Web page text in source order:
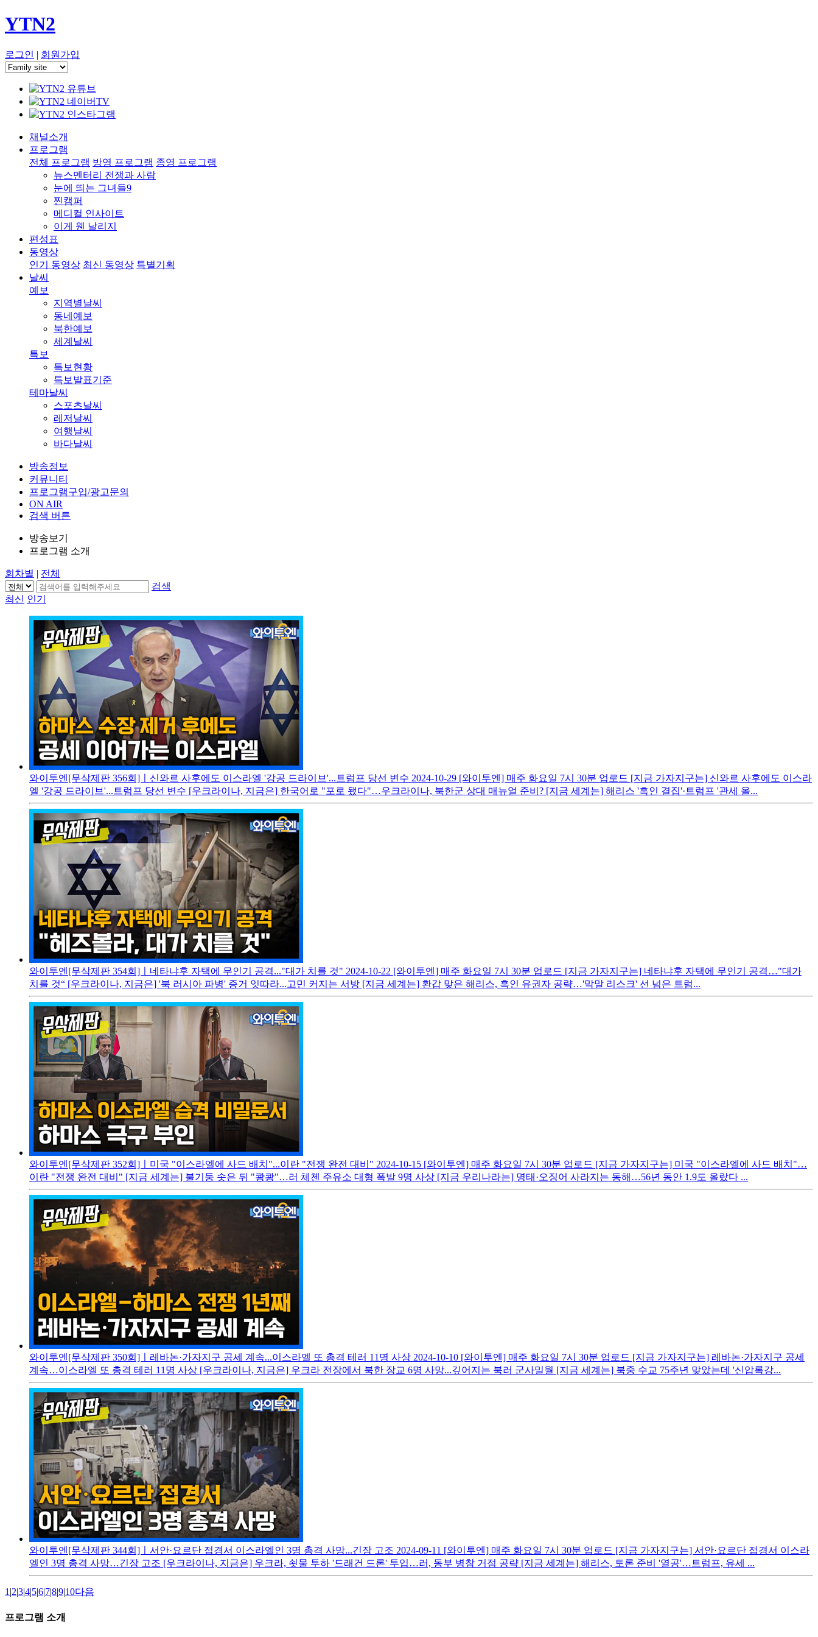
YTN2
로그인 | 회원가입
채널소개
프로그램
전체 프로그램 방영 프로그램 종영 프로그램
뉴스멘터리 전쟁과 사람
눈에 띄는 그녀들9
찐캠퍼
메디컬 인사이트
이게 웬 날리지
편성표
동영상
인기 동영상 최신 동영상 특별기획
날씨
예보
지역별날씨
동네예보
북한예보
세계날씨
특보
특보현황
특보발표기준
테마날씨
스포츠날씨
레저날씨
여행날씨
바다날씨
방송정보
커뮤니티
프로그램구입/광고문의
ON AIR
검색 버튼
방송보기
프로그램 소개
회차별 | 전체
검색
최신 인기
와이투엔[무삭제판 356회]ㅣ신와르 사후에도 이스라엘 '강공 드라이브'...트럼프 당선 변수 2024-10-29 [와이투엔] 매주 화요일 7시 30분 업로드 [지금 가자지구는] 신와르 사후에도 이스라
엘 '강공 드라이브'...트럼프 당선 변수 [우크라이나, 지금은] 한국어로 "포로 됐다"…우크라이나, 북한군 상대 매뉴얼 준비? [지금 세계는] 해리스 '흑인 결집'·트럼프 '관세 올...
와이투엔[무삭제판 354회]ㅣ네타냐후 자택에 무인기 공격..."대가 치를 것" 2024-10-22 [와이투엔] 매주 화요일 7시 30분 업로드 [지금 가자지구는] 네타냐후 자택에 무인기 공격…"대가
치를 것“ [우크라이나, 지금은] '북 러시아 파병' 증거 잇따라...고민 커지는 서방 [지금 세계는] 환갑 맞은 해리스, 흑인 유권자 공략…'막말 리스크' 선 넘은 트럼...
와이투엔[무삭제판 352회]ㅣ미국 "이스라엘에 사드 배치"...이란 "전쟁 완전 대비" 2024-10-15 [와이투엔] 매주 화요일 7시 30분 업로드 [지금 가자지구는] 미국 "이스라엘에 사드 배치"…
이란 "전쟁 완전 대비" [지금 세계는] 불기둥 솟은 뒤 "쾅쾅"…러 체첸 주유소 대형 폭발 9명 사상 [지금 우리나라는] 명태·오징어 사라지는 동해…56년 동안 1.9도 올랐다 ...
와이투엔[무삭제판 350회]ㅣ레바논·가자지구 공세 계속...이스라엘 또 총격 테러 11명 사상 2024-10-10 [와이투엔] 매주 화요일 7시 30분 업로드 [지금 가자지구는] 레바논·가자지구 공세
계속…이스라엘 또 총격 테러 11명 사상 [우크라이나, 지금은] 우크라 전장에서 북한 장교 6명 사망...깊어지는 북러 군사밀월 [지금 세계는] 북중 수교 75주년 맞았는데 '신압록강...
와이투엔[무삭제판 344회]ㅣ서안·요르단 접경서 이스라엘인 3명 총격 사망...긴장 고조 2024-09-11 [와이투엔] 매주 화요일 7시 30분 업로드 [지금 가자지구는] 서안·요르단 접경서 이스라
엘인 3명 총격 사망…긴장 고조 [우크라이나, 지금은] 우크라, 쇳물 투하 '드래건 드론' 투입…러, 동부 병참 거점 공략 [지금 세계는] 해리스, 토론 준비 '열공'…트럼프, 유세 ...
1 |2|3|4|5|6|7|8|9|10다음
프로그램 소개